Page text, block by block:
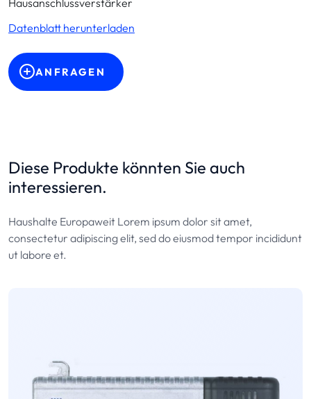
Hausanschlussverstärker
Datenblatt herunterladen
ANFRAGEN
Diese Produkte könnten Sie auch
interessieren.
Haushalte Europaweit Lorem ipsum dolor sit amet,
consectetur adipiscing elit, sed do eiusmod tempor incididunt
ut labore et.